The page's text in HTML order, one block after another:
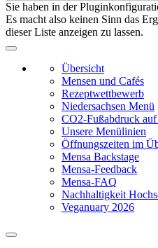
Sie haben in der
Es macht also keinen Sinn das
dieser Liste anzeigen zu lassen.
Übersicht
Mensen und Cafés
Rezeptwettbewerb
Niedersachsen Menü
CO2-Fußabdruck auf
Unsere Menülinien
Öffnungszeiten im
Mensa Backstage
Mensa-Feedback
Mensa-FAQ
Nachhaltigkeit
Veganuary 2026